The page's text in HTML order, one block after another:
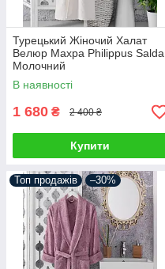
Турецький Жіночий Халат
Велюр Махра Philippus Salda
Молочний
В наявності
1 680 ₴ 2 400 ₴
Купити
Топ продажів –30%